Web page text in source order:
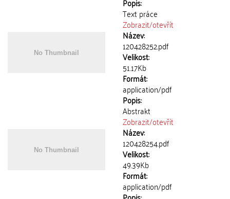
Text práce
Zobrazit/otevřít
Název:
120428252.pdf
Velikost:
51.17Kb
Formát:
application/pdf
Popis:
Abstrakt
Zobrazit/otevřít
Název:
120428254.pdf
Velikost:
49.39Kb
Formát:
application/pdf